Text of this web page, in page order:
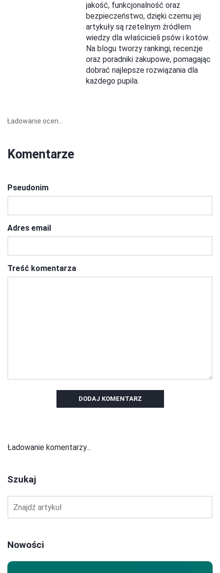
jakość, funkcjonalność oraz
bezpieczeństwo, dzięki czemu jej
artykuły są rzetelnym źródłem
wiedzy dla właścicieli psów i kotów.
Na blogu tworzy rankingi, recenzje
oraz poradniki zakupowe, pomagając
dobrać najlepsze rozwiązania dla
każdego pupila.
Ładowanie ocen...
Komentarze
Pseudonim
Adres email
Treść komentarza
DODAJ KOMENTARZ
Ładowanie komentarzy...
Szukaj
Nowości